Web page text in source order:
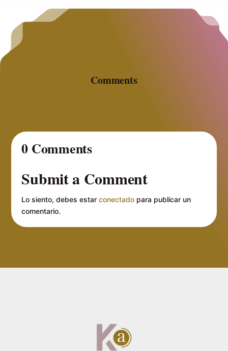
Comments
0 Comments
Submit a Comment
Lo siento, debes estarconectado para publicar un
comentario.